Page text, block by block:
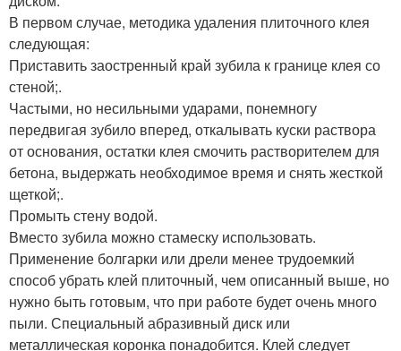
В первом случае, методика удаления плиточного клея
следующая:
Приставить заостренный край зубила к границе клея со
стеной;.
Частыми, но несильными ударами, понемногу
передвигая зубило вперед, откалывать куски раствора
от основания, остатки клея смочить растворителем для
бетона, выдержать необходимое время и снять жесткой
щеткой;.
Промыть стену водой.
Вместо зубила можно стамеску использовать.
Применение болгарки или дрели менее трудоемкий
способ убрать клей плиточный, чем описанный выше, но
нужно быть готовым, что при работе будет очень много
пыли. Специальный абразивный диск или
металлическая коронка понадобится. Клей следует